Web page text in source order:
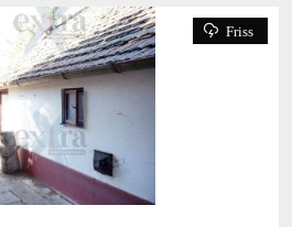
Friss